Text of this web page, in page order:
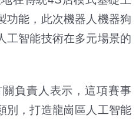
功能，此次機器人機器狗
工智能技術在多元場景的
負責人表示，這項賽事
別，打造龍崗區人工智能